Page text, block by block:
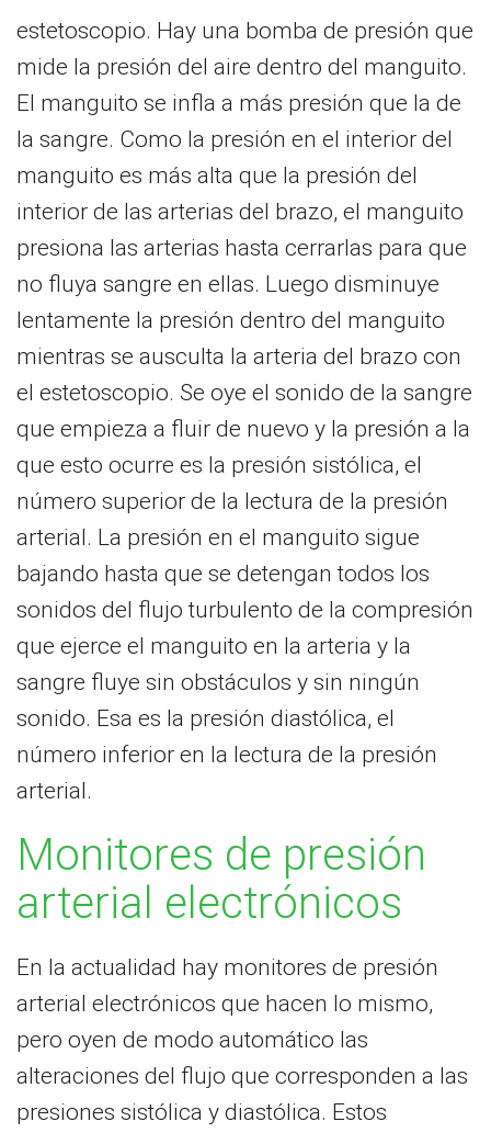
estetoscopio. Hay una bomba de presión que
mide la presión del aire dentro del manguito.
El manguito se infla a más presión que la de
la sangre. Como la presión en el interior del
manguito es más alta que la presión del
interior de las arterias del brazo, el manguito
presiona las arterias hasta cerrarlas para que
no fluya sangre en ellas. Luego disminuye
lentamente la presión dentro del manguito
mientras se ausculta la arteria del brazo con
el estetoscopio. Se oye el sonido de la sangre
que empieza a fluir de nuevo y la presión a la
que esto ocurre es la presión sistólica, el
número superior de la lectura de la presión
arterial. La presión en el manguito sigue
bajando hasta que se detengan todos los
sonidos del flujo turbulento de la compresión
que ejerce el manguito en la arteria y la
sangre fluye sin obstáculos y sin ningún
sonido. Esa es la presión diastólica, el
número inferior en la lectura de la presión
arterial.
Monitores de presión
arterial electrónicos
En la actualidad hay monitores de presión
arterial electrónicos que hacen lo mismo,
pero oyen de modo automático las
alteraciones del flujo que corresponden a las
presiones sistólica y diastólica. Estos